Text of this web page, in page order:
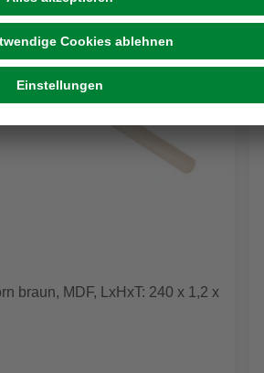
braun, MDF, LxHxT: 240 x 1,2 x